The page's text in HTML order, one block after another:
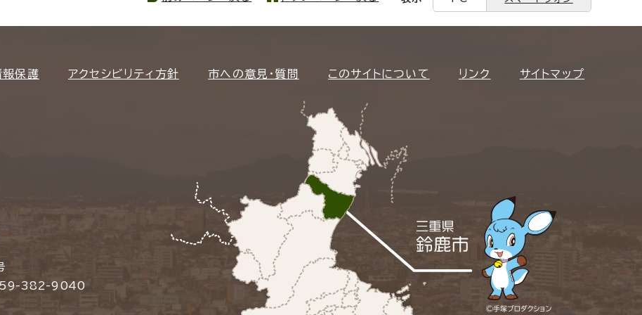
報保護 アクセシビリティ方針 市への意見・質問 このサイトについて リンク サイトマップ
059-382-9040